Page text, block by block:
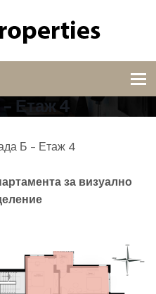
- Етаж 4
Б - Етаж 4
за визуално